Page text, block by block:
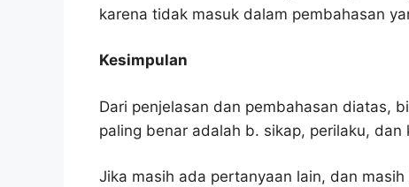
karena tidak masuk dalam pembahasan
Kesimpulan
Dari penjelasan dan pembahasan diatas,
paling benar adalah b. sikap, perilaku,
Jika masih ada pertanyaan lain, dan